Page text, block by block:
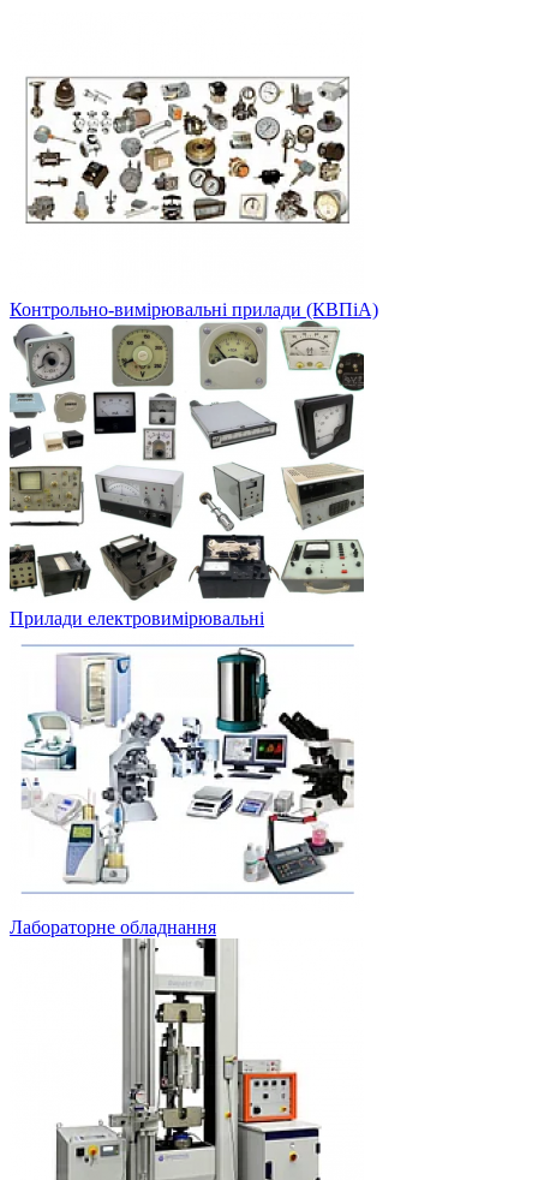
Контрольно-вимірювальні прилади (КВПіА)
Прилади електровимірювальні
Лабораторне обладнання